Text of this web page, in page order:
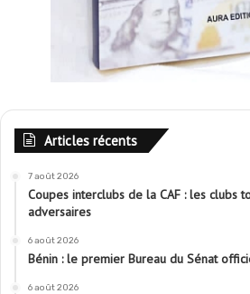
Articles récents
7 août 2026
Coupes interclubs de la CAF : les clubs
adversaires
6 août 2026
Bénin : le premier Bureau du Sénat
6 août 2026